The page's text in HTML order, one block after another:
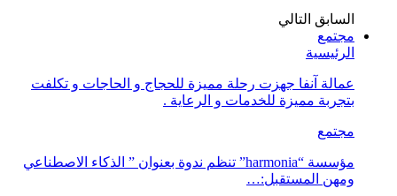
السابق التالي
مجتمع
الرئيسية
عمالة آنفا جهزت رحلة مميزة للحجاج و الحاجات و تكلفت
بتجربة مميزة للخدمات و الرعاية .
مجتمع
مؤسسة “harmonia” تنظم ندوة بعنوان ” الذكاء الاصطناعي
ومهن المستقبل:…